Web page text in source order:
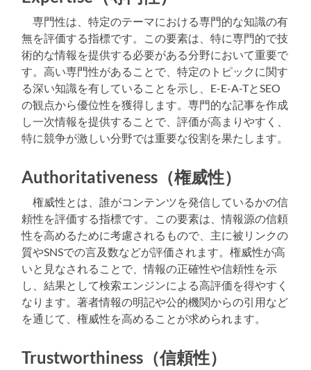
専門性は、特定のテーマにおける専門的な知識の有
無を評価する指標です。この要素は、特に専門的で技
術的な情報を提供する必要がある分野において重要で
す。高い専門性があることで、特定のトピックに関す
る深い知識を有していることを示し、E-E-A-TとSEO
の観点から優位性を獲得します。専門的な記事を作成
し一次情報を提供することで、評価が高まりやすく、
特に競争が激しい分野では重要な役割を果たします。
Authoritativeness（権威性）
権威性とは、誰がコンテンツを発信しているかの信
頼性を評価する指標です。この要素は、情報源の信頼
性を高めるために考慮されるもので、主に被リンクの
質やSNSでの言及数などが評価されます。権威性が高
いと見なされることで、情報の正確性や信頼性を示
し、結果として検索エンジンによる高評価を得やすく
なります。著者情報の明記や公的機関からの引用など
を通じて、権威性を高めることが求められます。
Trustworthiness（信頼性）